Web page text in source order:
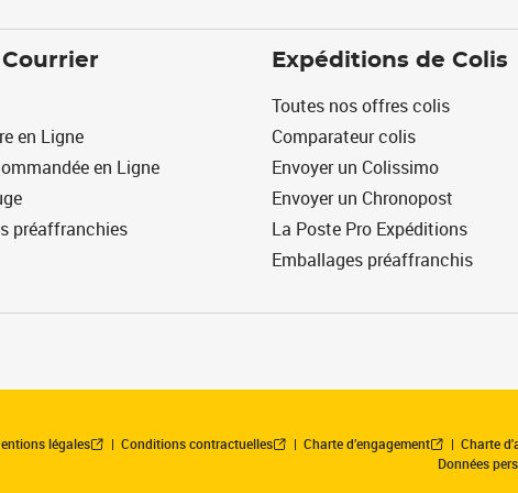
Courrier
en Ligne
en Ligne
préaffranchies
Expéditions de Colis
Toutes nos offres colis
Comparateur colis
Envoyer un Colissimo
Envoyer un Chronopost
La Poste Pro Expéditions
Emballages préaffranchis
légales Conditions contractuelles Charte d’engagement Charte
Données